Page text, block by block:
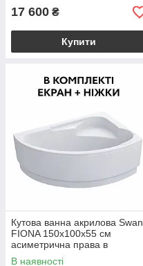
17 600 ₴
Купити
Кутова ванна акрилова Swan
FIONA 150x100х55 см
асиметрична права в
комплекті ніжки та екран для
В наявності